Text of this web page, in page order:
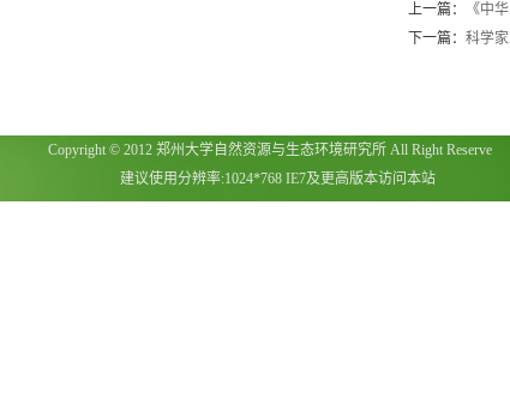
上一篇：
《中
下一篇： 科学
Copyright © 2012 郑州大学自然资源与生态环境研究所 All Right Reserve
建议使用分辨率:1024*768 IE7及更高版本访问本站